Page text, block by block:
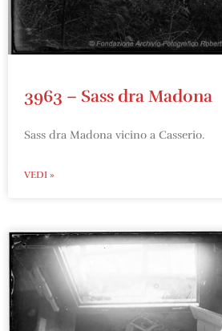
3963 – Sass dra Madona
Sass dra Madona vicino a Casserio.
VEDI »